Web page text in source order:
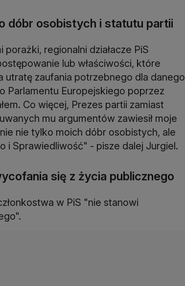
dóbr osobistych i statutu partii
regionalni działacze PiS
lub właściwości, które
utratę zaufania potrzebnego dla danego
Parlamentu Europejskiego poprzez
Co więcej, Prezes partii zamiast
mu argumentów zawiesił moje
nie tylko moich dóbr osobistych, ale
i Sprawiedliwość" - pisze dalej Jurgiel.
się z życia publicznego
w PiS "nie stanowi